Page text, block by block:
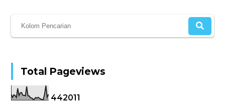
Total Pageviews
442011